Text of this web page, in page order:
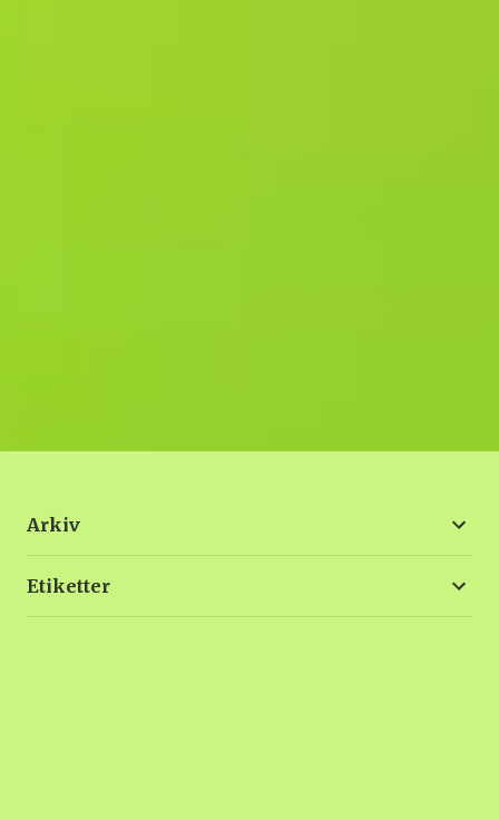
Arkiv
Etiketter